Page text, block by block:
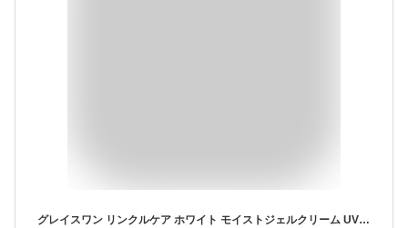
グレイスワン リンクルケア ホワイト モイストジェルクリーム UV 60g ナイアシンアミド オールインワンジェル シワ改善 アンチエイジング